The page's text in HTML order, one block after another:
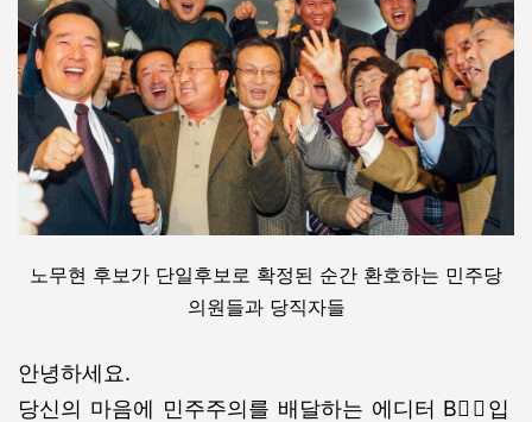
노무현 후보가 단일후보로 확정된 순간 환호하는 민주당
의원들과 당직자들
안녕하세요.
당신의 마음에 민주주의를 배달하는 에디터 B🦸‍♂입